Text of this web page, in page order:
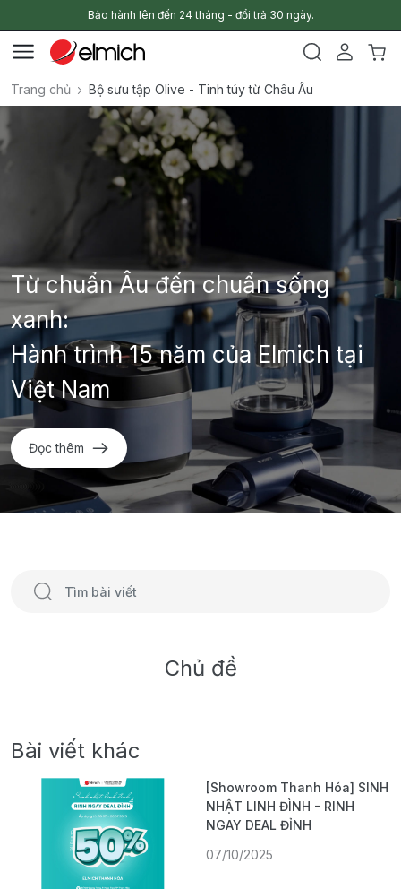
Bảo hành lên đến 24 tháng - đổi trả 30 ngày.
Trang chủ Bộ sưu tập Olive - Tinh túy từ Châu Âu
Từ chuẩn Âu đến chuẩn sống
xanh:
Hành trình 15 năm của Elmich tại
Việt Nam
Đọc thêm
Chủ đề
Bài viết khác
[Showroom Thanh Hóa] SINH
NHẬT LINH ĐÌNH - RINH
NGAY DEAL ĐỈNH
07/10/2025